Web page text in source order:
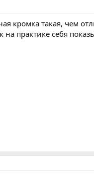
кромка такая, чем
на практике себя